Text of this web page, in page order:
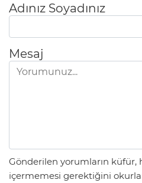
Adınız Soyadınız
Mesaj
Gönderilen yorumların küfür,
içermemesi gerektiğini